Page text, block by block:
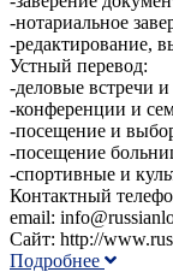
-нотариальное
-редактирование,
Устный перевод:
-деловые встречи
-конференции и
-посещение и
-посещение
-спортивные и
Контактный
email:
Сайт: http://
Подробнее